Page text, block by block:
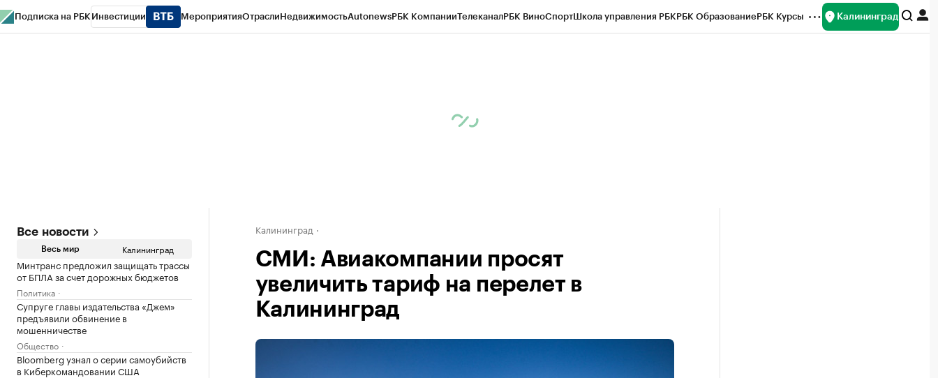
Подписка на РБК Инвестиции МероприятияОтраслиНедвижимостьAutonewsРБК КомпанииТелеканалРБК ВиноСпортШкола управления РБКРБК ОбразованиеРБК Курсы Калининград
Все новости
Весь мир Калининград
Минтранс предложил защищать трассы
от БПЛА за счет дорожных бюджетов
Политика
Супруге главы издательства «Джем»
предъявили обвинение в
мошенничестве
Общество
Bloomberg узнал о серии самоубийств
в Киберкомандовании США
Калининград
СМИ: Авиакомпании просят
увеличить тариф на перелет в
Калининград